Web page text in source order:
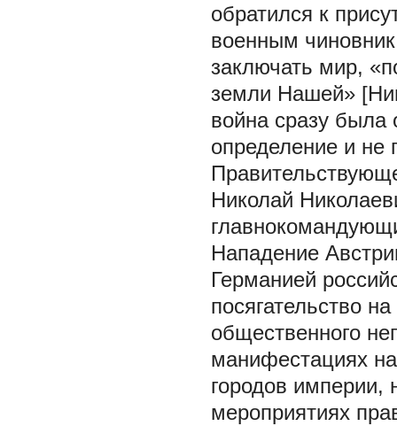
обратился к
военным
заключать мир,
земли Нашей»
война сразу была
определение и
Николай
Нападение
Германией
посягательство
общественного
манифестациях
городов империи,
мероприятиях